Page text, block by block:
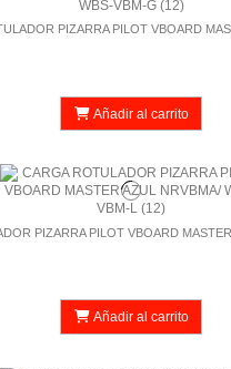
PIZARRA PILOT VBOARD
Añadir al carrito
PIZARRA PILOT VBOARD
Añadir al carrito